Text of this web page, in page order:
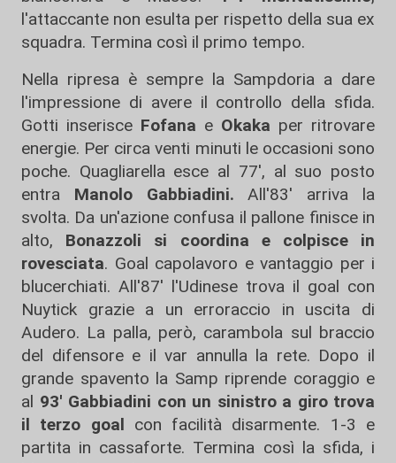
l'attaccante non esulta per rispetto della sua ex
squadra. Termina così il primo tempo.
Nella ripresa è sempre la Sampdoria a dare
l'impressione di avere il controllo della sfida.
Gotti inserisce Fofana e Okaka per ritrovare
energie. Per circa venti minuti le occasioni sono
poche. Quagliarella esce al 77', al suo posto
entra Manolo Gabbiadini. All'83' arriva la
svolta. Da un'azione confusa il pallone finisce in
alto, Bonazzoli si coordina e colpisce in
rovesciata. Goal capolavoro e vantaggio per i
blucerchiati. All'87' l'Udinese trova il goal con
Nuytick grazie a un erroraccio in uscita di
Audero. La palla, però, carambola sul braccio
del difensore e il var annulla la rete. Dopo il
grande spavento la Samp riprende coraggio e
al 93' Gabbiadini con un sinistro a giro trova
il terzo goal con facilità disarmente. 1-3 e
partita in cassaforte. Termina così la sfida, i